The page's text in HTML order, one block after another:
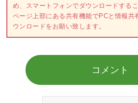
め、スマートフォンでダウンロードする
ページ上部にある共有機能でPCと情報共
ウンロードをお願い致します。
コメント